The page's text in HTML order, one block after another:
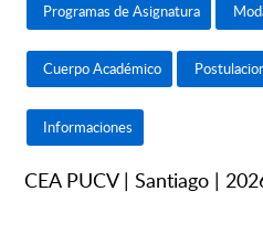
Programas de Asignatura
Cuerpo Académico
Informaciones
CEA PUCV | Santiago |